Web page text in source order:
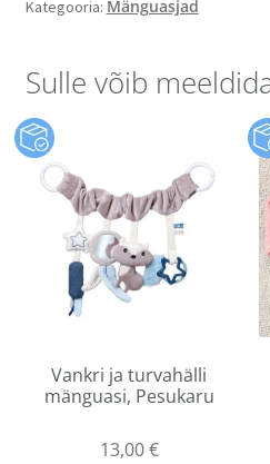
Kategooria: Mänguasjad
Sulle võib
Vankri ja turvahälli
mänguasi, Pesukaru
13,00€